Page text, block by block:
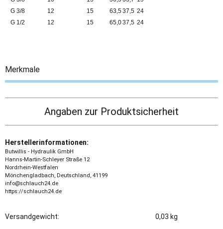
G 3/8
12 15 63,537,5 24
G 1/2
12 15 65,037,5 24
Merkmale
Angaben zur Produktsicherheit
Herstellerinformationen:
Butwillis - Hydraulik GmbH
Hanns-Martin-Schleyer Straße 12
Nordrhein-Westfalen
Mönchengladbach, Deutschland, 41199
info@schlauch24.de
https://schlauch24.de
Versandgewicht: 0,03 kg